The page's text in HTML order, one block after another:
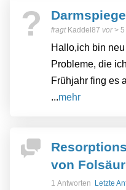
?
fragt Kaddel87 vor> 5
Hallo,ich bin
Probleme, die
Frühjahr fing es
...mehr
von
1 Antworten
Letzte